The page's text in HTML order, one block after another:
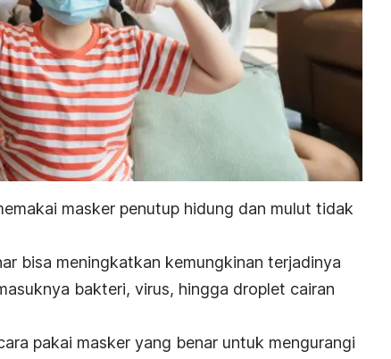
masker penutup hidung dan mulut tidak
bisa meningkatkan kemungkinan terjadinya
bakteri, virus, hingga droplet cairan
pakai masker yang benar untuk mengurangi